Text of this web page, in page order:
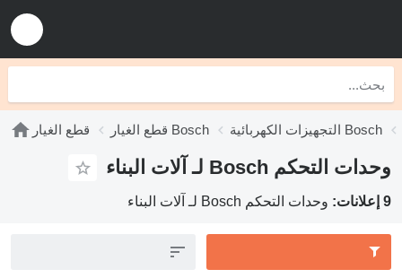
قطع الغيار قطع الغيار Bosch التجهيزات الكهربائية Bosch
وحدات التحكم Bosch لـ آلات البناء
9 إعلانات: وحدات التحكم Bosch لـ آلات البناء